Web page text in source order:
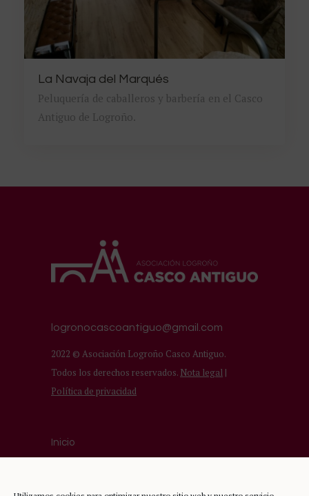
La Navaja del Marqués
Peluquería de caballeros y barbería en el Casco
Antiguo de Logroño.
logronocascoantiguo@gmail.com
2022 © Asociación Logroño Casco Antiguo.
Todos los derechos reservados. Nota legal |
Política de privacidad
Inicio